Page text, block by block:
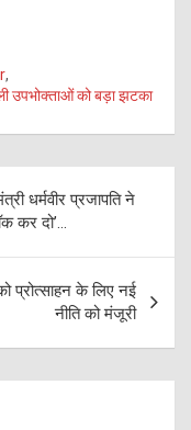
,
उपभोक्ताओं को बड़ा झटका
धर्मवीर प्रजापति ने
कर दो’…
प्रोत्साहन के लिए नई
नीति को मंजूरी